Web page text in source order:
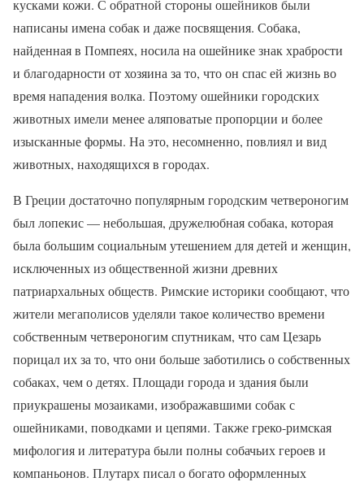
кусками кожи. С обратной стороны ошейников были
написаны имена собак и даже посвящения. Собака,
найденная в Помпеях, носила на ошейнике знак храбрости
и благодарности от хозяина за то, что он спас ей жизнь во
время нападения волка. Поэтому ошейники городских
животных имели менее аляповатые пропорции и более
изысканные формы. На это, несомненно, повлиял и вид
животных, находящихся в городах.
В Греции достаточно популярным городским четвероногим
был лопекис — небольшая, дружелюбная собака, которая
была большим социальным утешением для детей и женщин,
исключенных из общественной жизни древних
патриархальных обществ. Римские историки сообщают, что
жители мегаполисов уделяли такое количество времени
собственным четвероногим спутникам, что сам Цезарь
порицал их за то, что они больше заботились о собственных
собаках, чем о детях. Площади города и здания были
приукрашены мозаиками, изображавшими собак с
ошейниками, поводками и цепями. Также греко-римская
мифология и литература были полны собачьих героев и
компаньонов. Плутарх писал о богато оформленных